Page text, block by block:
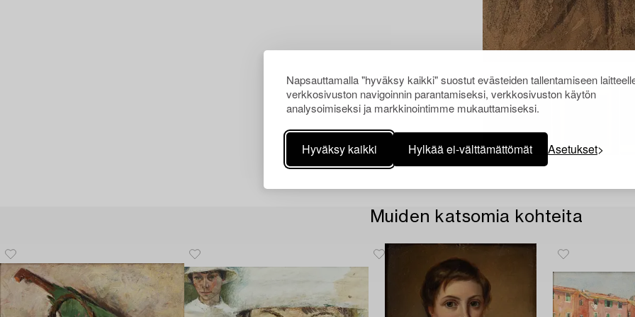
Napsauttamalla "hyväksy kaikki" suostut evästeiden tallentamiseen
verkkosivuston navigoinnin parantamiseksi, verkkosivuston käytön
analysoimiseksi ja markkinointimme mukauttamiseksi.
Hyväksy kaikki Hylkää ei-välttämättömät Asetukset
Muiden katsomia kohteita